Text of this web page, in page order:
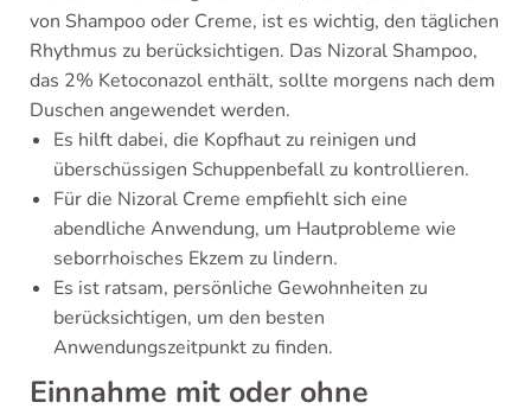
von Shampoo oder Creme, ist es wichtig, den täglichen
Rhythmus zu berücksichtigen. Das Nizoral Shampoo,
das 2% Ketoconazol enthält, sollte morgens nach dem
Duschen angewendet werden.
Es hilft dabei, die Kopfhaut zu reinigen und
überschüssigen Schuppenbefall zu kontrollieren.
Für die Nizoral Creme empfiehlt sich eine
abendliche Anwendung, um Hautprobleme wie
seborrhoisches Ekzem zu lindern.
Es ist ratsam, persönliche Gewohnheiten zu
berücksichtigen, um den besten
Anwendungszeitpunkt zu finden.
Einnahme mit oder ohne